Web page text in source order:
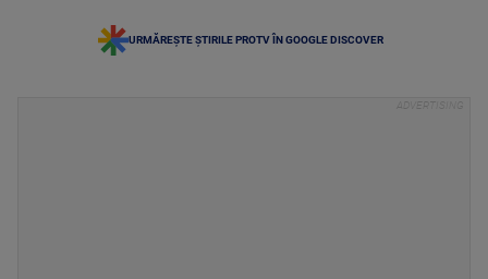
URMĂREȘTE ȘTIRILE PROTV ÎN GOOGLE DISCOVER